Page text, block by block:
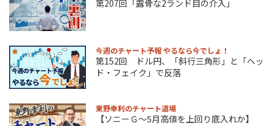
第207回「露骨な2ランド目の介入」
今週のチャート予報 やるなら今でしょ！
第152回 ドル円、「斜行三角形」と「ヘッ
ド・フェイク」で反落
東野幸利のチャート道場
【ソニーＧ～5月高値を上回り底入れか】